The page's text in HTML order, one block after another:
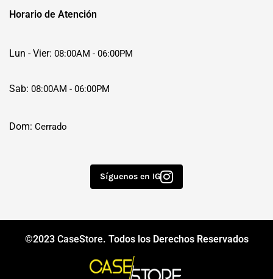
Horario de Atención
Lun - Vier: 08:00AM - 06:00PM
Sab: 08:00AM - 06:00PM
Dom: Cerrado
Síguenos en IG
©2023 CaseStore. Todos los Derechos Reservados